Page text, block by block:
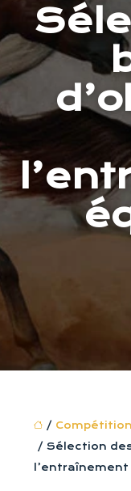
/
/ Sélection